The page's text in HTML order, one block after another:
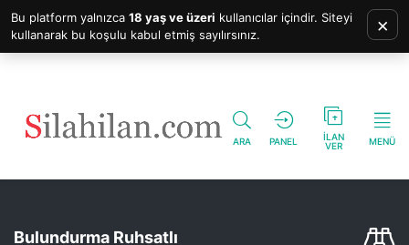
ARA PANEL
İLAN
VER
MENÜ
Bulundurma Ruhsatlı
Bu platform yalnızca 18 yaş ve üzeri kullanıcılar içindir. Siteyi
kullanarak bu koşulu kabul etmiş sayılırsınız.
×